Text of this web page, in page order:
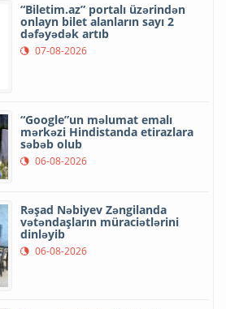
“Biletim.az” portalı üzərindən
onlayn bilet alanların sayı 2
dəfəyədək artıb
07-08-2026
“Google”un məlumat emalı
mərkəzi Hindistanda etirazlara
səbəb olub
06-08-2026
Rəşad Nəbiyev Zəngilanda
vətəndaşların müraciətlərini
dinləyib
06-08-2026